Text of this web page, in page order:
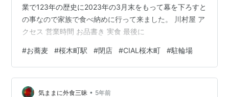
業で123年の歴史に2023年の3月末をもって幕を下ろすと
の事なので家族で食べ納めに行って来ました。 川村屋 ア
クセス 営業時間 お品書き 実食 最後に
#お蕎麦 #桜木町駅 #閉店 #CIAL桜木町 #駐輪場
気ままに外食三昧 • 5年前